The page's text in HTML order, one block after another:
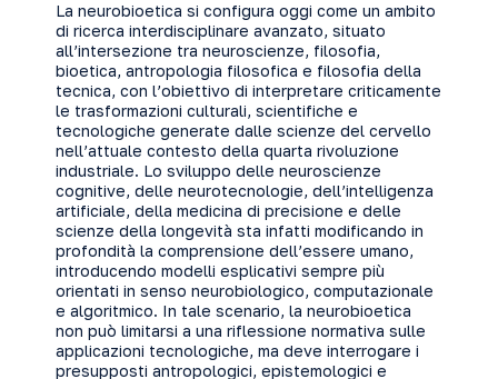
La neurobioetica si configura oggi come un ambito
di ricerca interdisciplinare avanzato, situato
all’intersezione tra neuroscienze, filosofia,
bioetica, antropologia filosofica e filosofia della
tecnica, con l’obiettivo di interpretare criticamente
le trasformazioni culturali, scientifiche e
tecnologiche generate dalle scienze del cervello
nell’attuale contesto della quarta rivoluzione
industriale. Lo sviluppo delle neuroscienze
cognitive, delle neurotecnologie, dell’intelligenza
artificiale, della medicina di precisione e delle
scienze della longevità sta infatti modificando in
profondità la comprensione dell’essere umano,
introducendo modelli esplicativi sempre più
orientati in senso neurobiologico, computazionale
e algoritmico. In tale scenario, la neurobioetica
non può limitarsi a una riflessione normativa sulle
applicazioni tecnologiche, ma deve interrogare i
presupposti antropologici, epistemologici e